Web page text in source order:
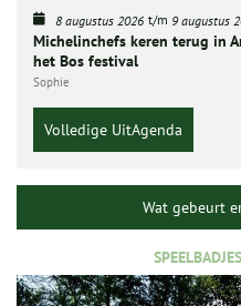
8 augustus 2026 t/m 9 augustus
Michelinchefs keren terug in
het Bos festival
Sophie
Volledige UitAgenda
Wat gebeurt